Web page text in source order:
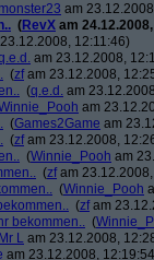
monster23 am
(RevX am
12:11:46)
am 23.12.2008,
(zfam 23.12.2008,
(q.e.d. am
am
(Games2Game am
(zfam 23.12.2008,
(Winnie_Pooh am
(zfam
(Winnie_Pooh
(zfam
bekommen.. (
Mr L am 23.12.2008,
am 23.12.2008,